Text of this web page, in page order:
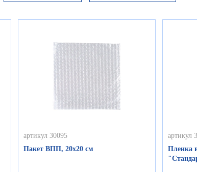
артикул 30095
Пакет ВПП, 20х20 см
артикул
Пленка